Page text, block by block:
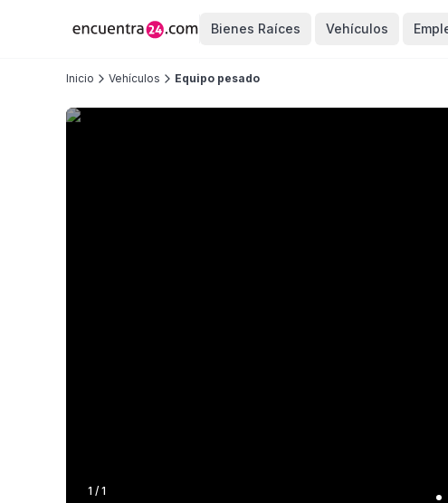
Bienes Raíces Vehículos
Inicio Vehículos Equipo pesado
1 / 1